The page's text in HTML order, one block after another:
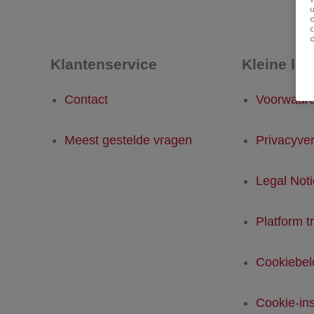
Klantenservice
Contact
Meest gestelde vragen
Kleine
Legal
Platform
Cookie-